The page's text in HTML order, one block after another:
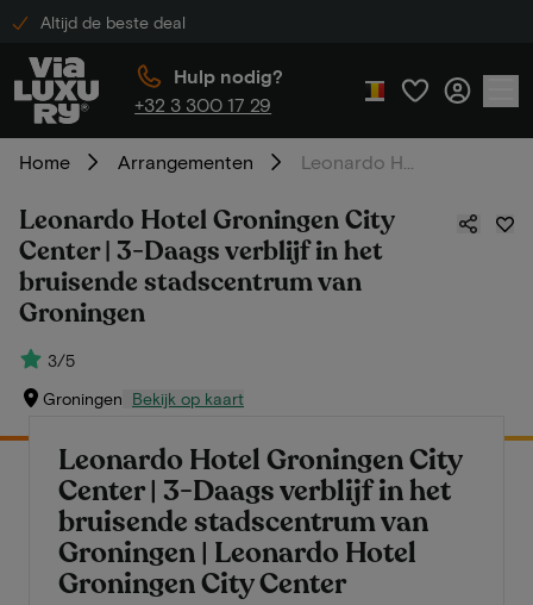
Altijd de beste deal
Hulp nodig?
+32 3 300 17 29
Home Arrangementen
Leonardo Hotel Groningen City
Center | 3-Daags verblijf in het
bruisende stadscentrum van
Groningen
3/5
Groningen Bekijk op kaart
Leonardo Hotel Groningen City
Center | 3-Daags verblijf in het
bruisende stadscentrum van
Groningen | Leonardo Hotel
Groningen City Center